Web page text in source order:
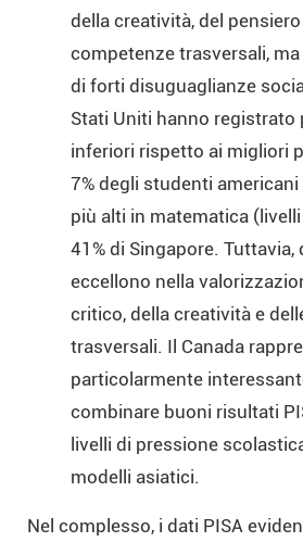
della creatività, del
competenze trasversali,
di forti disuguaglianze
Stati Uniti hanno registrato
inferiori rispetto ai migliori
7% degli studenti
più alti in matematica
41% di Singapore.
eccellono nella
critico, della creatività e
trasversali. Il Canada
particolarmente
combinare buoni risultati
livelli di pressione
modelli asiatici.
Nel complesso, i dati PISA